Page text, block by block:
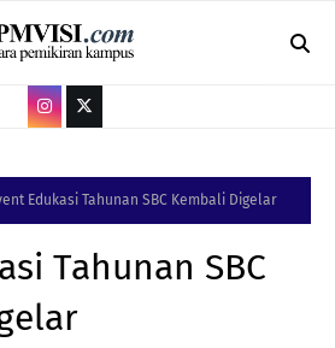
Edukasi Tahunan SBC Kembali Digelar
Tahunan SBC